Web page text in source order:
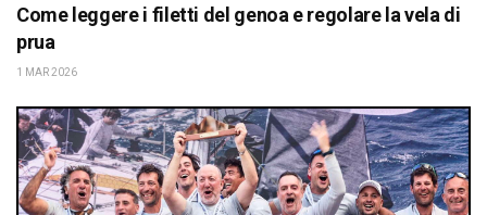
Come leggere i filetti del genoa e regolare la vela di
prua
1 MAR 2026